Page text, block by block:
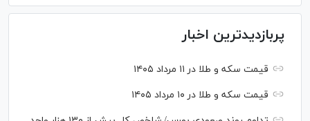
پربازدیدترین اخبار
قیمت سکه و طلا در ۱۱ مرداد ۱۴۰۵
قیمت سکه و طلا در ۱۰ مرداد ۱۴۰۵